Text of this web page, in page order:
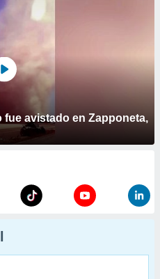
avistado en Zapponeta,